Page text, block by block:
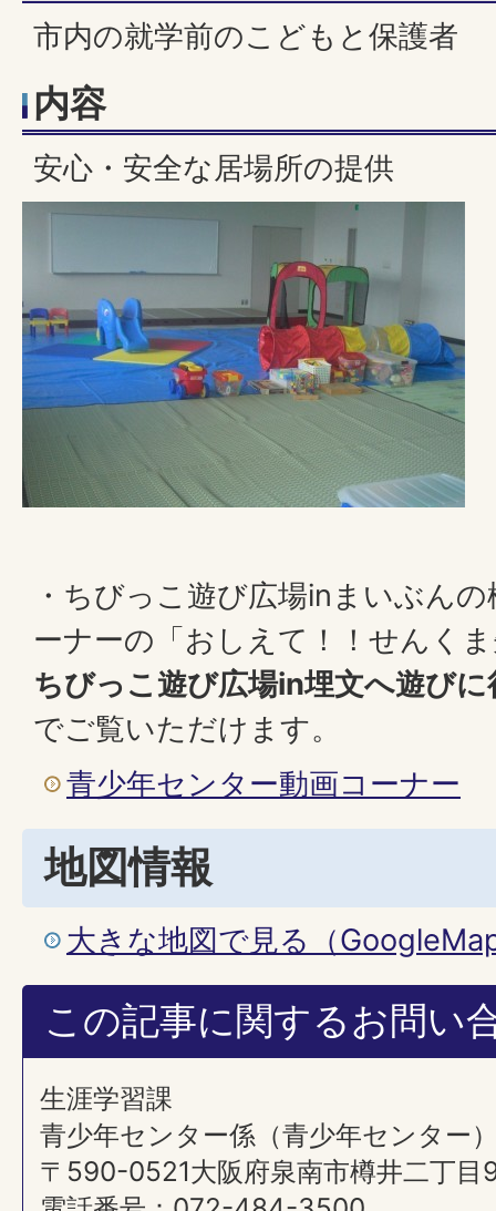
市内の就学前のこどもと保護者
内容
安心・安全な居場所の提供
・ちびっこ遊び広場inまいぶん
ーナーの「おしえて！！せんく
ちびっこ遊び広場in埋文へ遊び
でご覧いただけます。
青少年センター動画コーナー
地図情報
大きな地図で見る（
この記事に関するお問い
生涯学習課
青少年センター係（青少年センター
〒590-0521大阪府泉南市樽井二丁目